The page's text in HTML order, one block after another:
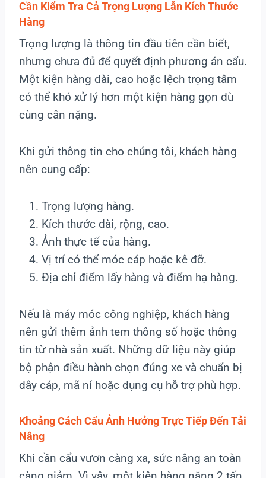
Cần Kiểm Tra Cả Trọng Lượng Lẫn Kích Thước
Hàng
Trọng lượng là thông tin đầu tiên cần biết,
nhưng chưa đủ để quyết định phương án cẩu.
Một kiện hàng dài, cao hoặc lệch trọng tâm
có thể khó xử lý hơn một kiện hàng gọn dù
cùng cân nặng.
Khi gửi thông tin cho chúng tôi, khách hàng
nên cung cấp:
Trọng lượng hàng.
Kích thước dài, rộng, cao.
Ảnh thực tế của hàng.
Vị trí có thể móc cáp hoặc kê đỡ.
Địa chỉ điểm lấy hàng và điểm hạ hàng.
Nếu là máy móc công nghiệp, khách hàng
nên gửi thêm ảnh tem thông số hoặc thông
tin từ nhà sản xuất. Những dữ liệu này giúp
bộ phận điều hành chọn đúng xe và chuẩn bị
dây cáp, mã ní hoặc dụng cụ hỗ trợ phù hợp.
Khoảng Cách Cẩu Ảnh Hưởng Trực Tiếp Đến Tải
Nâng
Khi cần cẩu vươn càng xa, sức nâng an toàn